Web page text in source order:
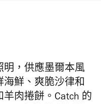
明，供應墨爾本風
海鮮、爽脆沙律和
肉捲餅。Catch 的